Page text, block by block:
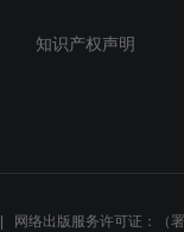
知识产权声明
网络出版服务许可证：（